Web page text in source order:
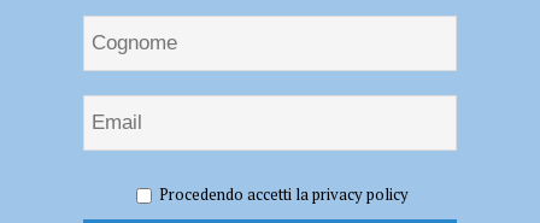
raccontano i giovani, “Ho incontrato adulti che mi hanno dato fiducia”
Procedendo accetti la privacy policy